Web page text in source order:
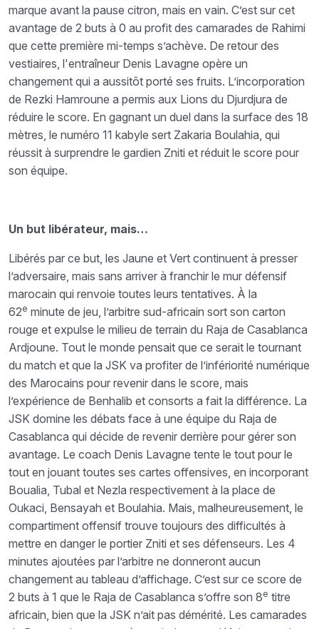
marque avant la pause citron, mais en vain. C’est sur cet
avantage de 2 buts à 0 au profit des camarades de Rahimi
que cette première mi-temps s’achève. De retour des
vestiaires, l'entraîneur Denis Lavagne opère un
changement qui a aussitôt porté ses fruits. L’incorporation
de Rezki Hamroune a permis aux Lions du Djurdjura de
réduire le score. En gagnant un duel dans la surface des 18
mètres, le numéro 11 kabyle sert Zakaria Boulahia, qui
réussit à surprendre le gardien Zniti et réduit le score pour
son équipe.
Un but libérateur, mais…
Libérés par ce but, les Jaune et Vert continuent à presser
l’adversaire, mais sans arriver à franchir le mur défensif
marocain qui renvoie toutes leurs tentatives. À la
62e minute de jeu, l’arbitre sud-africain sort son carton
rouge et expulse le milieu de terrain du Raja de Casablanca
Ardjoune. Tout le monde pensait que ce serait le tournant
du match et que la JSK va profiter de l’infériorité numérique
des Marocains pour revenir dans le score, mais
l’expérience de Benhalib et consorts a fait la différence. La
JSK domine les débats face à une équipe du Raja de
Casablanca qui décide de revenir derrière pour gérer son
avantage. Le coach Denis Lavagne tente le tout pour le
tout en jouant toutes ses cartes offensives, en incorporant
Boualia, Tubal et Nezla respectivement à la place de
Oukaci, Bensayah et Boulahia. Mais, malheureusement, le
compartiment offensif trouve toujours des difficultés à
mettre en danger le portier Zniti et ses défenseurs. Les 4
minutes ajoutées par l’arbitre ne donneront aucun
changement au tableau d’affichage. C’est sur ce score de
2 buts à 1 que le Raja de Casablanca s’offre son 8e titre
africain, bien que la JSK n’ait pas démérité. Les camarades